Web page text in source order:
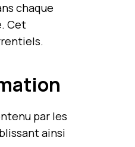
chaque
Cet
par les
ainsi